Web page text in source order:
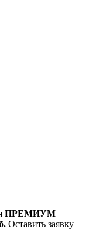
ПРЕМИУМ
Оставить заявку